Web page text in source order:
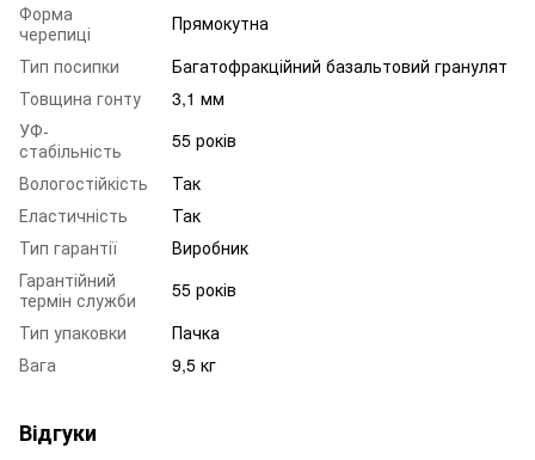
Форма
черепиці
Прямокутна
Тип посипки
Багатофракційний базальтовий гранулят
Товщина гонту
3,1 мм
УФ-
стабільність
55 років
Вологостійкість
Так
Еластичність
Так
Тип гарантії
Виробник
Гарантійний
термін служби
55 років
Тип упаковки
Пачка
Вага
9,5 кг
Відгуки